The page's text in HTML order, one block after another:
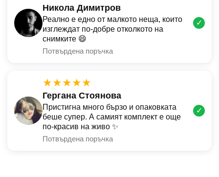
Никола Димитров
Реално е едно от малкото неща, които
изглеждат по-добре отколкото на
снимките 😄
Потвърдена поръчка
✓
★★★★★
Гергана Стоянова
Пристигна много бързо и опаковката
беше супер. А самият комплект е още
по-красив на живо ✨
Потвърдена поръчка
✓